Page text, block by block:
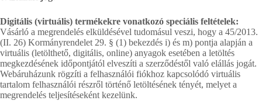
Digitális (virtuális) termékekre vonatkozó speciális feltételek:
Vásárló a megrendelés elküldésével tudomásul veszi, hogy a 45/2013.
(II. 26) Kormányrendelet 29. § (1) bekezdés i) és m) pontja alapján a
virtuális (letölthető, digitális, online) anyagok esetében a letöltés
megkezdésének időpontjától elveszíti a szerződéstől való elállás jogát.
Webáruházunk rögzíti a felhasználói fiókhoz kapcsolódó virtuális
tartalom felhasználói részről történő letöltésének tényét, melyet a
megrendelés teljesítéseként kezelünk.